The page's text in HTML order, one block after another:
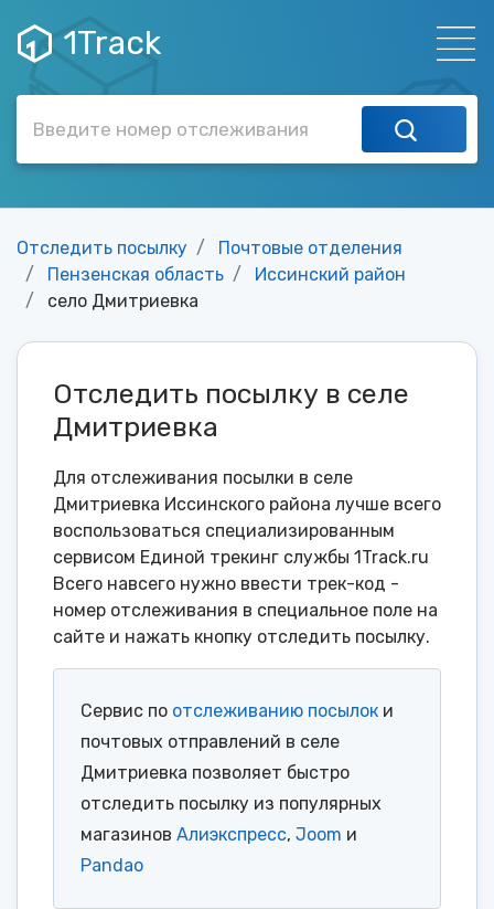
1Track
Отследить посылку
Почтовые отделения
Пензенская область
Иссинский район
село Дмитриевка
Отследить посылку в селе
Дмитриевка
Для отслеживания посылки в селе
Дмитриевка Иссинского района лучше всего
воспользоваться специализированным
сервисом Единой трекинг службы 1Track.ru
Всего навсего нужно ввести трек-код -
номер отслеживания в специальное поле на
сайте и нажать кнопку отследить посылку.
Сервис по отслеживанию посылок и
почтовых отправлений в селе
Дмитриевка позволяет быстро
отследить посылку из популярных
магазинов Алиэкспресс, Joom и
Pandao